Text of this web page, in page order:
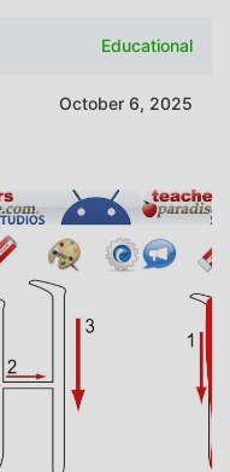
Educational
October 6, 2025